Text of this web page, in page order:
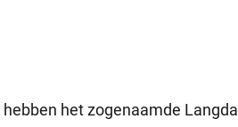
hebben het zogenaamde